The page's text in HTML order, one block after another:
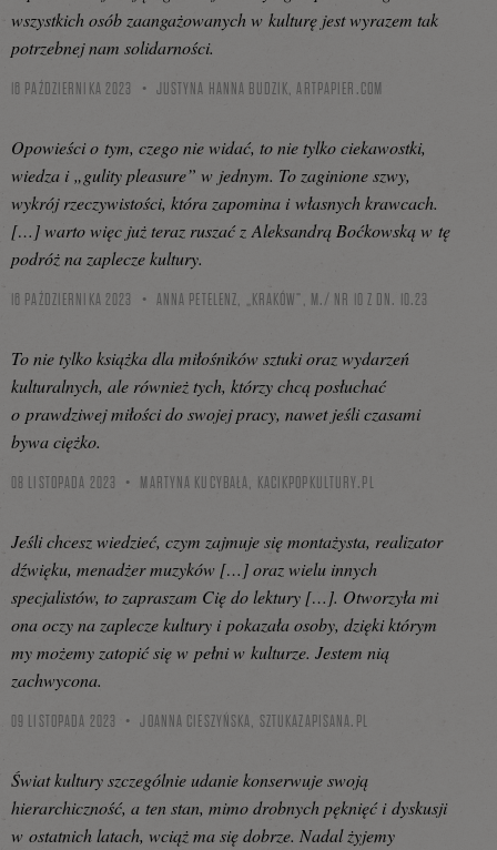
wszystkich osób zaangażowanych w kulturę jest wyrazem tak
potrzebnej nam solidarności.
16 PAŹDZIERNIKA 2023 JUSTYNA HANNA BUDZIK,ARTPAPIER.COM
Opowieści o tym, czego nie widać, to nie tylko ciekawostki,
wiedza i „gulity pleasure” w jednym. To zaginione szwy,
wykrój rzeczywistości, która zapomina i własnych krawcach.
[…] warto więc już teraz ruszać z Aleksandrą Boćkowską w tę
podróż na zaplecze kultury.
16 PAŹDZIERNIKA 2023 ANNA PETELENZ, „KRAKÓW”, M./ NR 10 Z DN. 10.23
To nie tylko książka dla miłośników sztuki oraz wydarzeń
kulturalnych, ale również tych, którzy chcą posłuchać
o prawdziwej miłości do swojej pracy, nawet jeśli czasami
bywa ciężko.
08 LISTOPADA 2023 MARTYNA KUCYBAŁA, KACIKPOPKULTURY.PL
Jeśli chcesz wiedzieć, czym zajmuje się montażysta, realizator
dźwięku, menadżer muzyków […] oraz wielu innych
specjalistów, to zapraszam Cię do lektury […]. Otworzyła mi
ona oczy na zaplecze kultury i pokazała osoby, dzięki którym
my możemy zatopić się w pełni w kulturze. Jestem nią
zachwycona.
09 LISTOPADA 2023 JOANNA CIESZYŃSKA, SZTUKAZAPISANA.PL
Świat kultury szczególnie udanie konserwuje swoją
hierarchiczność, a ten stan, mimo drobnych pęknięć i dyskusji
w ostatnich latach, wciąż ma się dobrze. Nadal żyjemy